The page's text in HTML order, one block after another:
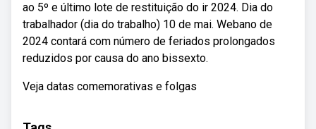
ao 5º e último lote de restituição do ir 2024. Dia do
trabalhador (dia do trabalho) 10 de mai. Webano de
2024 contará com número de feriados prolongados
reduzidos por causa do ano bissexto.
Veja datas comemorativas e folgas